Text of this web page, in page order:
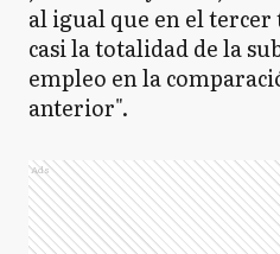
al igual que en el
casi la totalidad de la
empleo en la
anterior".
Ads